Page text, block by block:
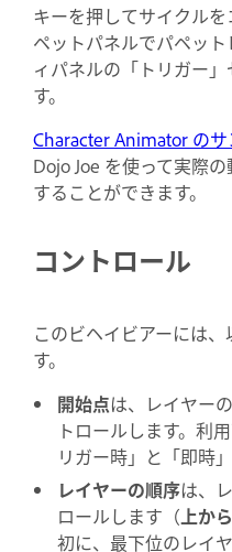
キーを押してサイクル
ペットパネルでパペッ
ィパネルの「トリガー
す。
Character Animator のサ
Dojo Joe を使って実際
することができます。
コントロール
このビヘイビアーには
す。
開始点は、レイヤー
トロールします。利
リガー時」と「即時
レイヤーの順序は、
ロールします（ 上か
初に、最下位のレイ